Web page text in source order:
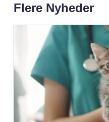
Flere Nyheder